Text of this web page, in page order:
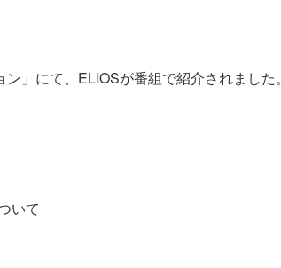
」にて、ELIOSが番組で紹介されました
いて